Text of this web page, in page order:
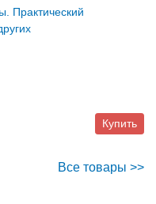
Практический
Купить
Все товары >>